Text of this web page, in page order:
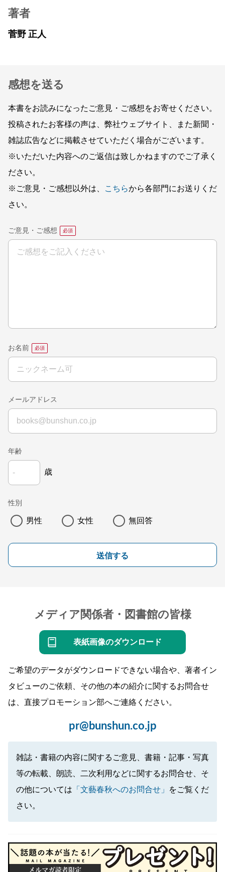
著者
菅野 正人
感想を送る
本書をお読みになったご意見・ご感想をお寄せください。
投稿されたお客様の声は、弊社ウェブサイト、また新聞・
雑誌広告などに掲載させていただく場合がございます。
※いただいた内容へのご返信は致しかねますのでご了承く
ださい。
※ご意見・ご感想以外は、
こちらから各部門にお送りくだ
さい。
ご意見・ご感想
お名前
メールアドレス
年齢
歳
性別
男性 女性 無回答
送信する
メディア関係者・図書館の皆様
表紙画像のダウンロード
ご希望のデータがダウンロードできない場合や、著者イン
タビューのご依頼、その他の本の紹介に関するお問合せ
は、直接プロモーション部へご連絡ください。
pr@bunshun.co.jp
雑誌・書籍の内容に関するご意見、書籍・記事・写真
等の転載、朗読、二次利用などに関するお問合せ、そ
の他については 「文藝春秋へのお問合せ」
をご覧くだ
さい。